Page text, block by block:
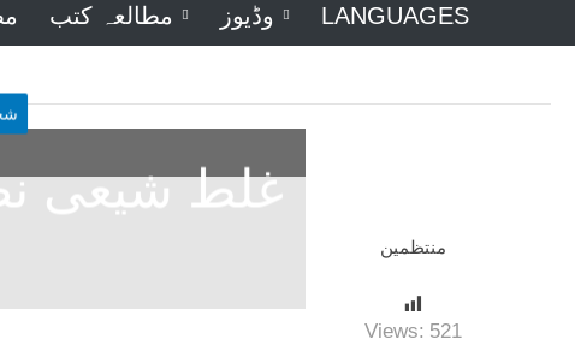
مطالعہ کتب وڈیوز LANGUAGES
منتظمین
Views: 521
غلط شیعی